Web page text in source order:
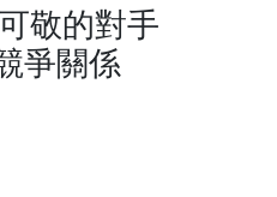
敬的對手
爭關係